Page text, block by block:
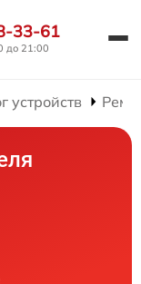
33-61
до 21:00
устройств